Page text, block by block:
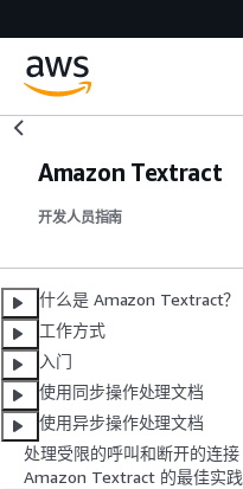
Amazon Textract
开发人员指南
什么是 Amazon Textract？
工作方式
入门
使用同步操作处理文档
使用异步操作处理文档
处理受限的呼叫和断开的连接
Amazon Textract 的最佳实践